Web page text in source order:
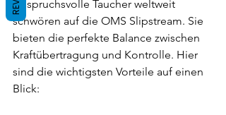
Anspruchsvolle Taucher weltweit
schwören auf die OMS Slipstream. Sie
bieten die perfekte Balance zwischen
Kraftübertragung und Kontrolle. Hier
sind die wichtigsten Vorteile auf einen
Blick: